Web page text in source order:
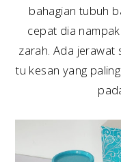
bahagian tubuh
cepat dia
zarah. Ada jerawat
tu kesan yang